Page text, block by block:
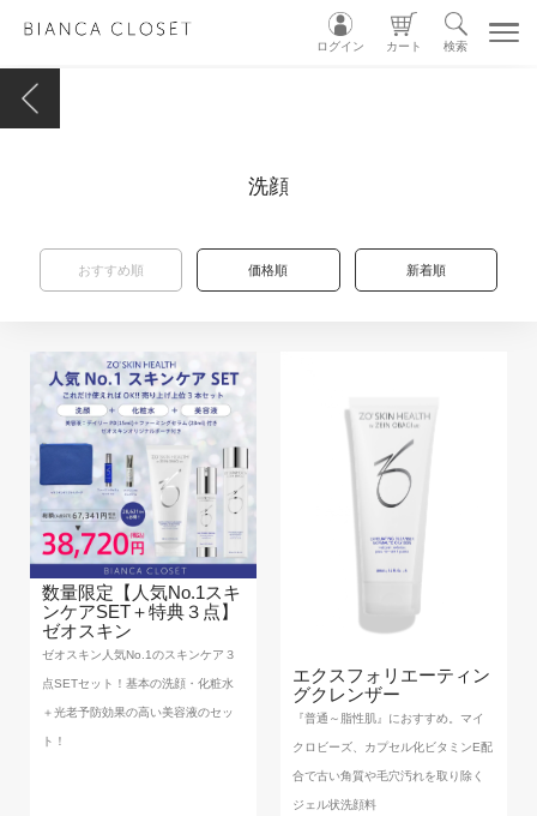
ログイン カート 検索
洗顔
おすすめ順 価格順 新着順
数量限定【人気No.1スキ
ンケアSET＋特典３点】
ゼオスキン
ゼオスキン人気No.1のスキンケア３
点SETセット！基本の洗顔・化粧水
＋光老予防効果の高い美容液のセッ
ト！
エクスフォリエーティン
グクレンザー
『普通～脂性肌』におすすめ。マイ
クロビーズ、カプセル化ビタミンE配
合で古い角質や毛穴汚れを取り除く
ジェル状洗顔料
ショップガイド
カテゴリ別
グループ別
INSTAGRAM
BIANCA CLINIC
CONTACT